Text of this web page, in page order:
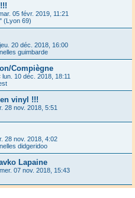
05 févr. 2019, 11:21
(Lyon 69)
jeu. 20 déc. 2018, 16:00
guimbarde
Compiègne
lun. 10 déc. 2018, 18:11
vinyl !!!
28 nov. 2018, 5:51
28 nov. 2018, 4:02
didgeridoo
Lapaine
mer. 07 nov. 2018, 15:43